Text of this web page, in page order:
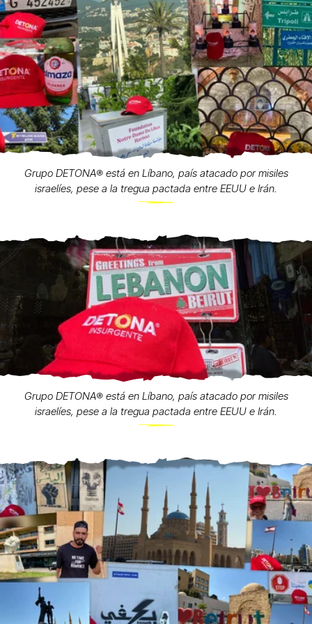
Grupo DETONA®️ está en Líbano, país atacado por misiles
israelíes, pese a la tregua pactada entre EEUU e Irán.
Grupo DETONA®️ está en Líbano, país atacado por misiles
israelíes, pese a la tregua pactada entre EEUU e Irán.